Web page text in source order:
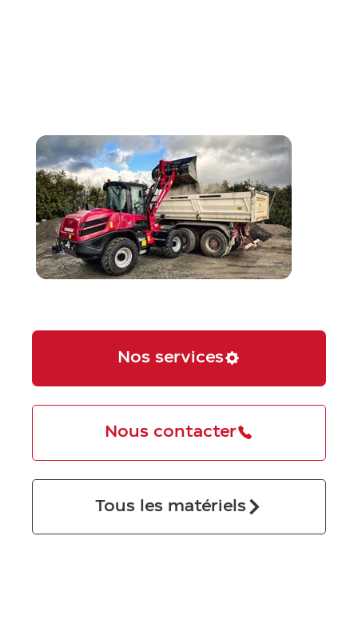
Nos services
Nous contacter
Tous les matériels